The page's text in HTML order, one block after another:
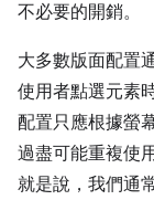
不必要的開銷。
大多數版面配置
使用者點選元素
配置只應根據螢
過盡可能重複使
就是說，我們通